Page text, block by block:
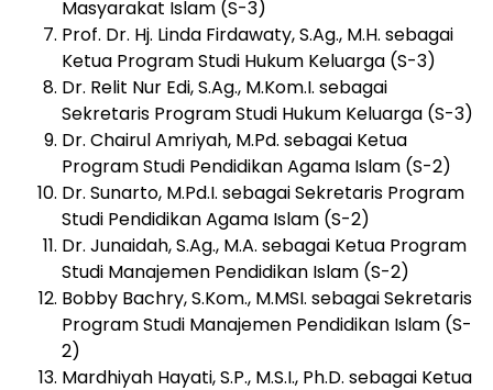
Masyarakat Islam (S-3)
Prof. Dr. Hj. Linda Firdawaty, S.Ag., M.H. sebagai
Ketua Program Studi Hukum Keluarga (S-3)
Dr. Relit Nur Edi, S.Ag., M.Kom.I. sebagai
Sekretaris Program Studi Hukum Keluarga (S-3)
Dr. Chairul Amriyah, M.Pd. sebagai Ketua
Program Studi Pendidikan Agama Islam (S-2)
Dr. Sunarto, M.Pd.I. sebagai Sekretaris Program
Studi Pendidikan Agama Islam (S-2)
Dr. Junaidah, S.Ag., M.A. sebagai Ketua Program
Studi Manajemen Pendidikan Islam (S-2)
Bobby Bachry, S.Kom., M.MSI. sebagai Sekretaris
Program Studi Manajemen Pendidikan Islam (S-
2)
Mardhiyah Hayati, S.P., M.S.I., Ph.D. sebagai Ketua